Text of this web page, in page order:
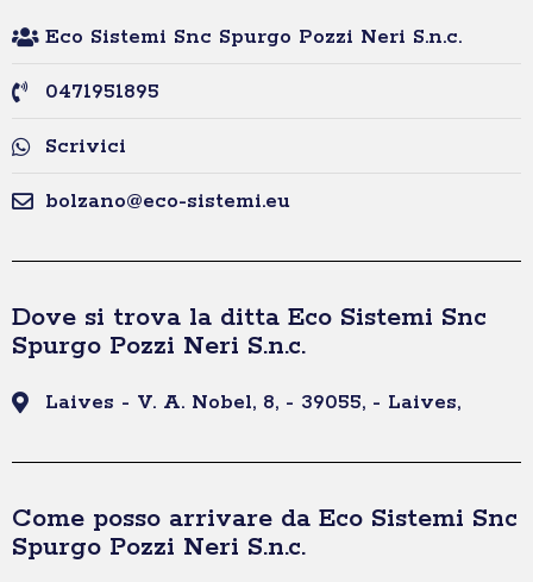
Eco Sistemi Snc Spurgo Pozzi Neri S.n.c.
0471951895
Scrivici
bolzano@eco-sistemi.eu
Dove si trova la ditta Eco Sistemi Snc
Spurgo Pozzi Neri S.n.c.
Laives - V. A. Nobel, 8, - 39055, - Laives,
Come posso arrivare da Eco Sistemi Snc
Spurgo Pozzi Neri S.n.c.